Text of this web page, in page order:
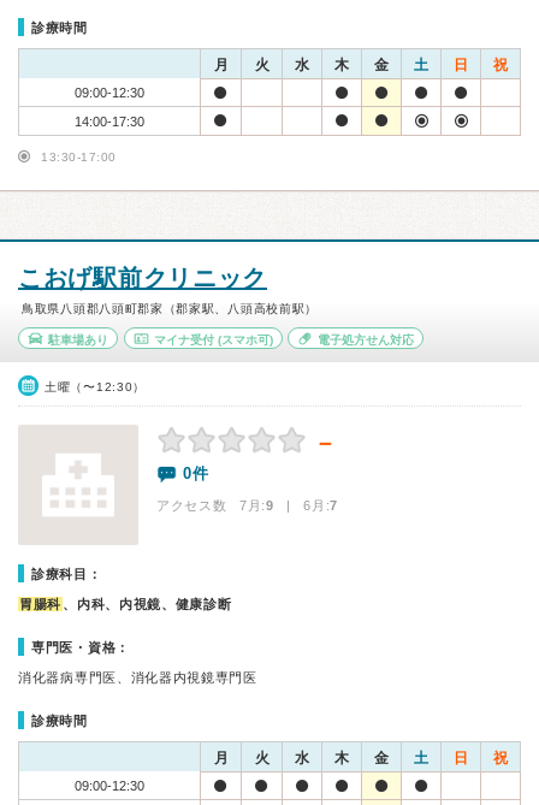
診療時間
月 火 水 木 金 土 日 祝
09:00-12:30
14:00-17:30
13:30-17:00
こおげ駅前クリニック
鳥取県八頭郡八頭町郡家（郡家駅、八頭高校前駅）
駐車場あり マイナ受付(スマホ可) 電子処方せん対応
土曜（〜12:30）
－
0件
アクセス数 7月:9 | 6月:7
診療科目：
胃腸科 、内科、内視鏡、健康診断
専門医・資格：
消化器病専門医、消化器内視鏡専門医
診療時間
月 火 水 木 金 土 日 祝
09:00-12:30